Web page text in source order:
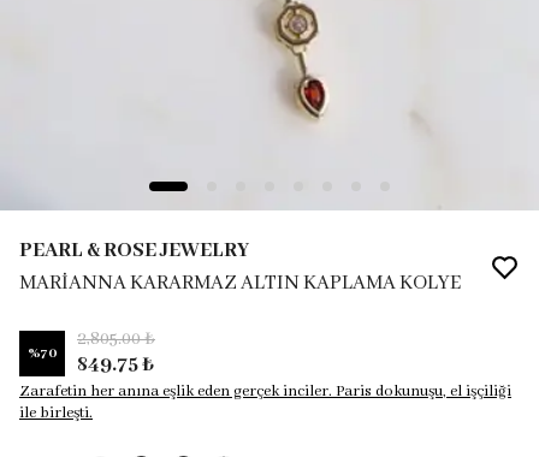
PEARL & ROSE JEWELRY
MARİANNA KARARMAZ ALTIN KAPLAMA KOLYE
%70
2,805.00 ₺
849.75 ₺
Zarafetin her anına eşlik eden gerçek inciler. Paris dokunuşu, el işçiliği
ile birleşti.